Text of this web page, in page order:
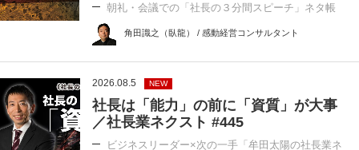
朝礼・会議での「社長の３分間スピーチ」ネタ帳
角田識之（臥龍） / 感動経営コンサルタント
2026.08.5 NEW
社長は「能力」の前に「資質」が大事
／社長業ネクスト #445
ビジネスリーダー×次の一手「牟田太陽の社長業ネ